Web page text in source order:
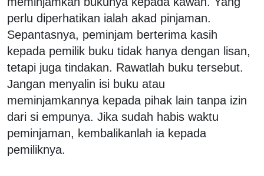
perlu diperhatikan ialah akad pinjaman.
Sepantasnya, peminjam berterima kasih
kepada pemilik buku tidak hanya dengan lisan,
tetapi juga tindakan. Rawatlah buku tersebut.
Jangan menyalin isi buku atau
meminjamkannya kepada pihak lain tanpa izin
dari si empunya. Jika sudah habis waktu
peminjaman, kembalikanlah ia kepada
pemiliknya.